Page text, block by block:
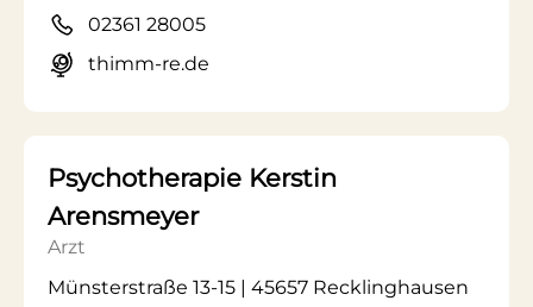
02361 28005
thimm-re.de
Psychotherapie Kerstin
Arensmeyer
Arzt
Münsterstraße 13-15 | 45657 Recklinghausen